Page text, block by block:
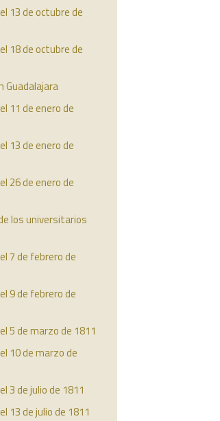
13 de octubre de
18 de octubre de
Guadalajara
11 de enero de
13 de enero de
26 de enero de
los universitarios
7 de febrero de
9 de febrero de
5 de marzo de 1811
10 de marzo de
3 de julio de 1811
13 de julio de 1811